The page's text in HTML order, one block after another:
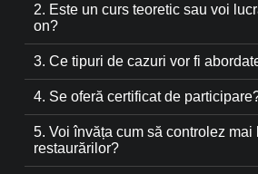
2. Este un curs teoretic sau voi
on?
3. Ce tipuri de cazuri vor fi
4. Se oferă certificat de
5. Voi învăța cum să controlez mai
restaurărilor?